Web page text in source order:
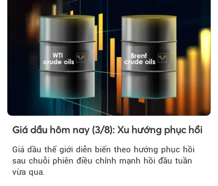
Giá dầu hôm nay (3/8): Xu hướng phục hồi
Giá dầu thế giới diễn biến theo hướng phục hồi
sau chuỗi phiên điều chỉnh mạnh hồi đầu tuần
vừa qua.